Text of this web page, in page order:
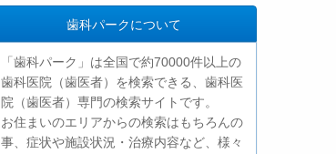
歯科パークについて
「歯科パーク」は全国で約70000件以上の
歯科医院（歯医者）を検索できる、歯科医
院（歯医者）専門の検索サイトです。
お住まいのエリアからの検索はもちろんの
事、症状や施設状況・治療内容など、様々